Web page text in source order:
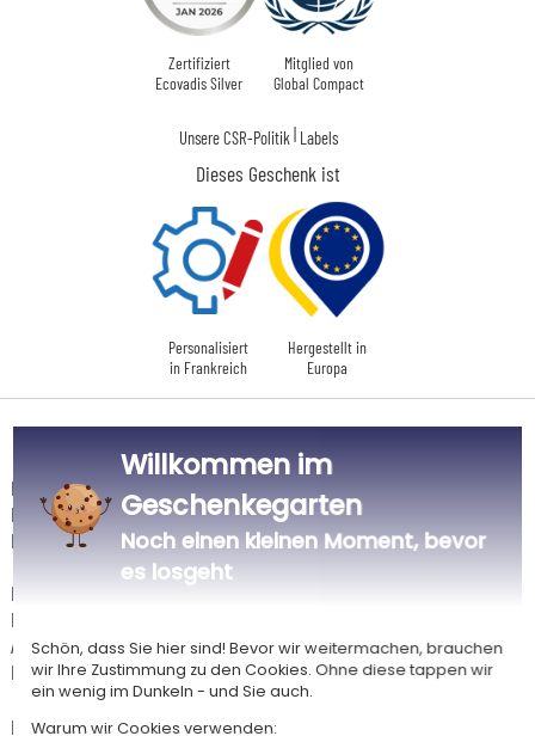
Zertifiziert
Ecovadis Silver
Mitglied von
Global Compact
Unsere CSR-Politik Labels
Dieses Geschenk ist
Personalisiert
in Frankreich
Hergestellt in
Europa
Dieser Artikel wird in unserem Atelier in Toulouse personalisiert.
Er ist für das Angebot "Versandkostenfrei ab 85 € Warenwert" mit der
Hermes-Standardlieferung berechtigt.
Für jede Bestellung unter 85 € gelten die unten aufgeführten
Lieferkosten für den Kauf dieses Artikels.
Artikel, die in unserem Atelier personalisiert werden (etwa 95% unserer
Produkte), sind mit dem Logo
gekennzeichnet.
Das Voraussichtliche Lieferdatum ist nur bei einer Zahlung per PayPal,
Willkommen im
Geschenkegarten
Noch einen kleinen Moment, bevor
es losgeht
Schön, dass Sie hier sind! Bevor wir weitermachen, brauchen
wir Ihre Zustimmung zu den Cookies. Ohne diese tappen wir
ein wenig im Dunkeln - und Sie auch.
Warum wir Cookies verwenden: